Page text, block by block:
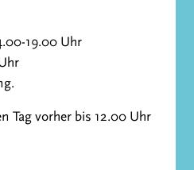
19.00 Uhr
Tag vorher bis 12.00 Uhr